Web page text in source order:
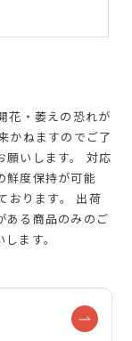
花・萎えの恐れが
かねますのでご了
願いします。 対応
鮮度保持が可能
おります。 出荷
ある商品のみのご
ます。